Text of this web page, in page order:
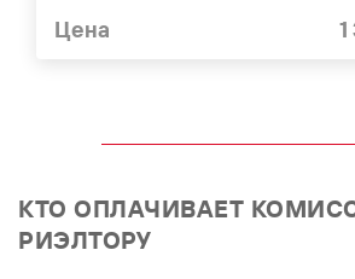
Цена
КТО ОПЛАЧИВАЕТ
РИЭЛТОРУ